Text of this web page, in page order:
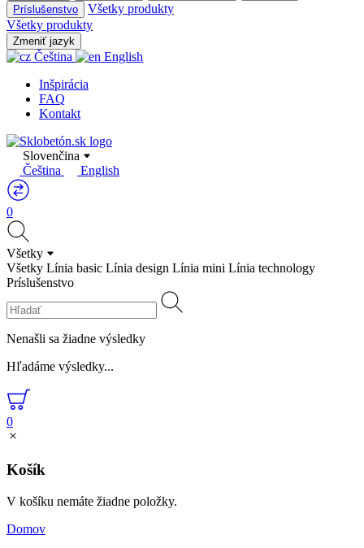
Príslušenstvo
Všetky produkty
Všetky produkty
Zmeniť jazyk
Čeština
English
Inšpirácia
FAQ
Kontakt
Slovenčina
Čeština
English
0
Všetky
Všetky Línia basic Línia design Línia mini Línia technology
Príslušenstvo
Nenašli sa žiadne výsledky
Hľadáme výsledky...
0
Košík
V košíku nemáte žiadne položky.
Domov